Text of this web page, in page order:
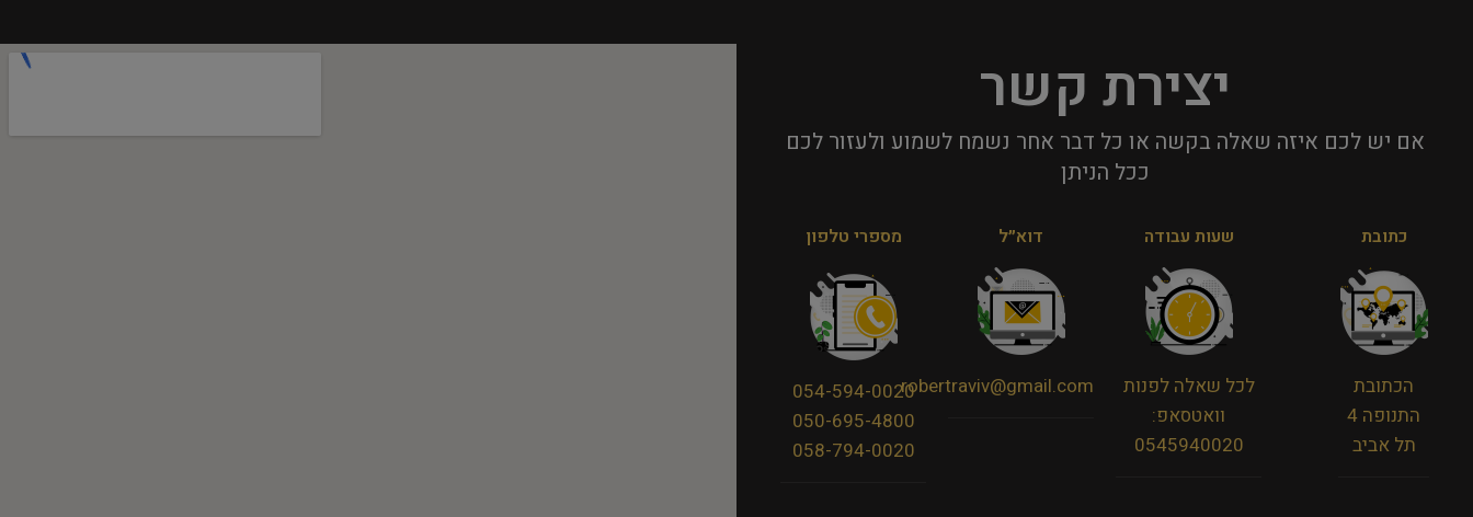
יצירת קשר
אם יש לכם איזה שאלה בקשה או כל דבר אחר נשמח לשמוע ולעזור לכם
ככל הניתן​
כתובת
הכתובת
התנופה 4
תל אביב
שעות עבודה
לכל שאלה לפנות
וואטסאפ:
0545940020
דוא״ל
robertraviv@gmail.com
מספרי טלפון
054-594-0020
050-695-4800
058-794-0020